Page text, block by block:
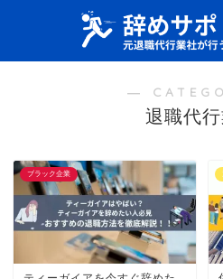
―
退職代
ブラック企業